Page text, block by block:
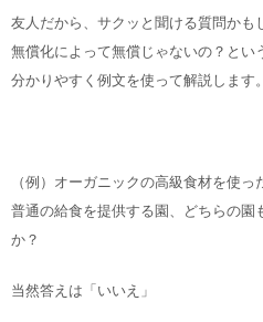
友人だから、サクッと聞ける質問かも
無償化によって無償じゃないの？とい
分かりやすく例文を使って解説します。
（例）オーガニックの高級食材を使っ
普通の給食を提供する園、どちらの
か？
当然答えは「いいえ」